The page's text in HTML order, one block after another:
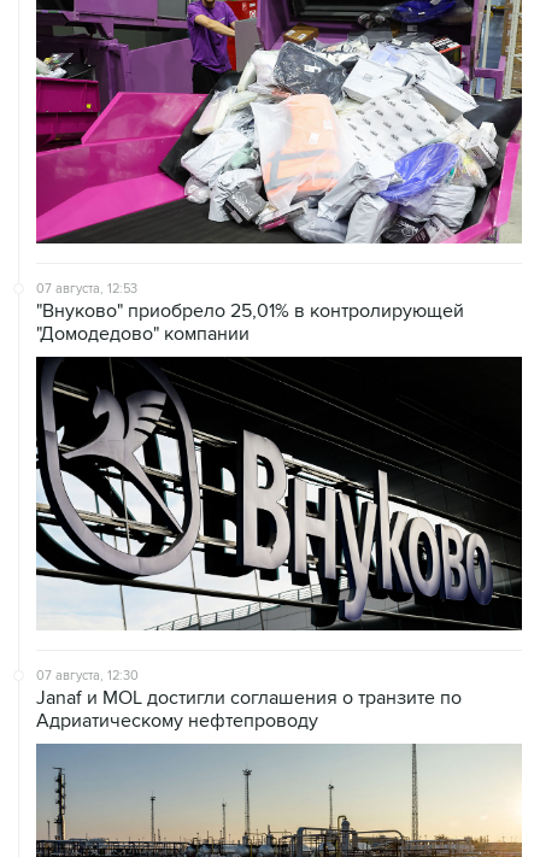
07 августа, 12:53
"Внуково" приобрело 25,01% в контролирующей
"Домодедово" компании
07 августа, 12:30
Janaf и MOL достигли соглашения о транзите по
Адриатическому нефтепроводу